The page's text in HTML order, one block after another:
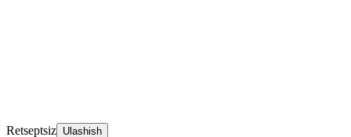
Retseptsiz Ulashish